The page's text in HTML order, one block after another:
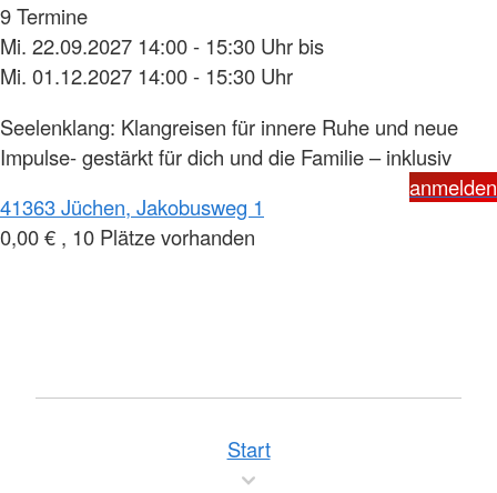
9 Termine
Mi. 22.09.2027 14:00 - 15:30 Uhr bis
Mi. 01.12.2027 14:00 - 15:30 Uhr
Seelenklang: Klangreisen für innere Ruhe und neue
Impulse- gestärkt für dich und die Familie – inklusiv
anmelden
41363 Jüchen, Jakobusweg 1
0,00 € , 10 Plätze vorhanden
Start